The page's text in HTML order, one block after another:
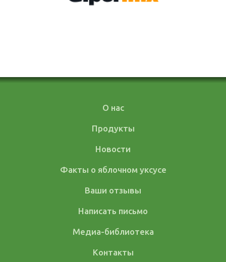
О нас
Продукты
Новости
Факты о яблочном уксусе
Ваши отзывы
Написать письмо
Медиа-библиотека
Контакты